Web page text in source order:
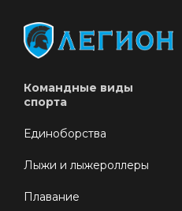
Командные виды
спорта
Единоборства
Лыжи и лыжероллеры
Плавание